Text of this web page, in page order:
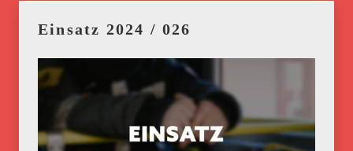
Einsatz 2024 / 026